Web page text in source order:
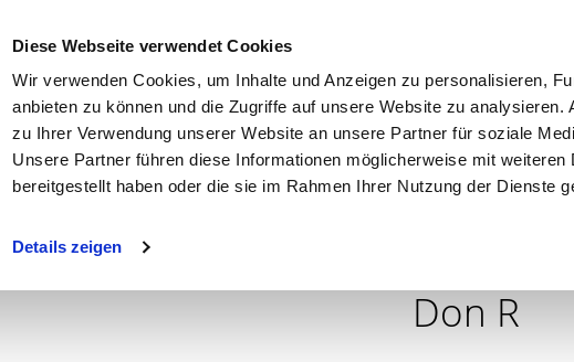
Diese Webseite verwendet Cookies
Wir verwenden Cookies, um Inhalte und Anzeigen zu personalisieren,
anbieten zu können und die Zugriffe auf unsere Website zu analysieren.
zu Ihrer Verwendung unserer Website an unsere Partner für soziale
Unsere Partner führen diese Informationen möglicherweise mit
bereitgestellt haben oder die sie im Rahmen Ihrer Nutzung der Dienste
Details zeigen
Don R